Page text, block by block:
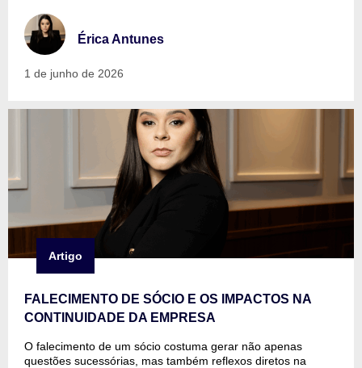
Érica Antunes
1 de junho de 2026
Artigo
FALECIMENTO DE SÓCIO E OS IMPACTOS NA
CONTINUIDADE DA EMPRESA
O falecimento de um sócio costuma gerar não apenas
questões sucessórias, mas também reflexos diretos na